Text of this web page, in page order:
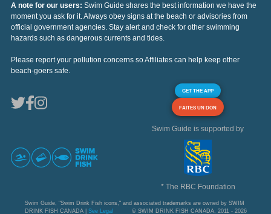
A note for our users: Swim Guide shares the best information we have the
moment you ask for it. Always obey signs at the beach or advisories from
official government agencies. Stay alert and check for other swimming
hazards such as dangerous currents and tides.
Please report your pollution concerns so Affiliates can help keep other
beach-goers safe.
GET THE APP
FAITES UN DON
Swim Guide is supported by
* The RBC Foundation
Swim Guide, "Swim Drink Fish icons," and associated trademarks are owned by SWIM
DRINK FISH CANADA | See Legal © SWIM DRINK FISH CANADA, 2011 - 2026